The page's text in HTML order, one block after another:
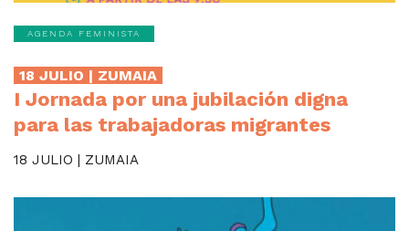
AGENDA FEMINISTA
18 JULIO | ZUMAIA
I Jornada por una jubilación digna
para las trabajadoras migrantes
18 JULIO | ZUMAIA